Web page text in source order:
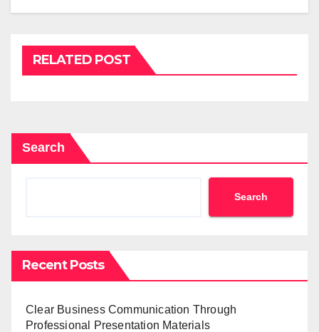
RELATED POST
Search
Search
Recent Posts
Clear Business Communication Through
Professional Presentation Materials